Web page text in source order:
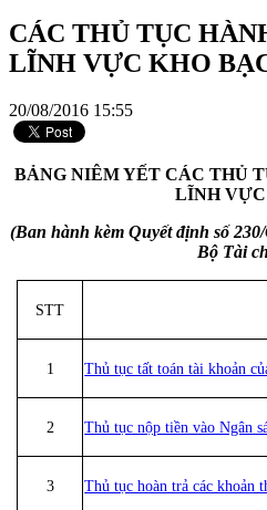
CÁC THỦ TỤC
LĨNH VỰC KHO
20/08/2016 15:55
BẢNG NIÊM YẾT CÁC THỦ
LĨNH
(Ban hành kèm Quyết định số
Bộ Tài
STT
1 Thủ tục tất toán tài khoản
2 Thủ tục nộp tiền vào Ngân
3 Thủ tục hoàn trả các khoản